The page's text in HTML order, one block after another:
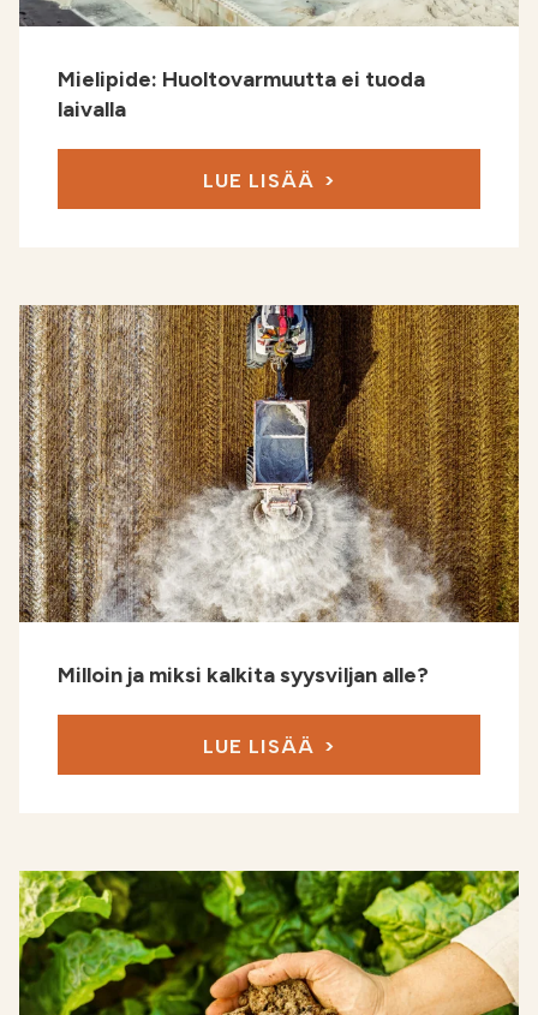
FI Etsi
Mielipide: Huoltovarmuutta ei tuoda
laivalla
LUE LISÄÄ
Milloin ja miksi kalkita syysviljan alle?
LUE LISÄÄ